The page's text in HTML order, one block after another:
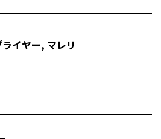
イヤー, マレリ